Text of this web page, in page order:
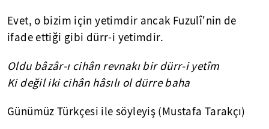
Evet, o bizim için yetimdir ancak Fuzulî'nin de
ifade ettiği gibi dürr-i yetimdir.
Oldu bâzâr-ı cihân revnakı bir dürr-i yetîm
Ki değil iki cihân hâsılı ol dürre baha
Günümüz Türkçesi ile söyleyiş (Mustafa Tarakçı)